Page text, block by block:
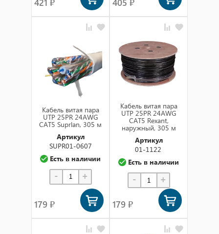
Кабель витая пара
UTP 25PR 24AWG
CAT5 Suprlan, 305 м
Артикул
SUPR01-0607
Есть в наличии
- +
179 ₽
Кабель витая пара
UTP 25PR 24AWG
CAT5 Rexant,
наружный, 305 м
Артикул
01-1122
Есть в наличии
- +
179 ₽